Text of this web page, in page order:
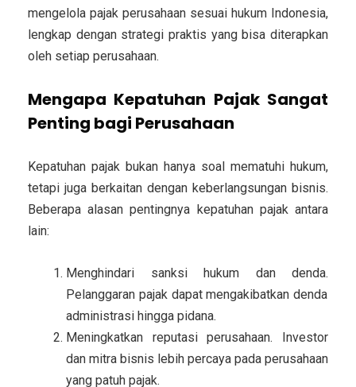
mengelola pajak perusahaan sesuai hukum Indonesia,
lengkap dengan strategi praktis yang bisa diterapkan
oleh setiap perusahaan.
Mengapa Kepatuhan Pajak Sangat
Penting bagi Perusahaan
Kepatuhan pajak bukan hanya soal mematuhi hukum,
tetapi juga berkaitan dengan keberlangsungan bisnis.
Beberapa alasan pentingnya kepatuhan pajak antara
lain:
Menghindari sanksi hukum dan denda.
Pelanggaran pajak dapat mengakibatkan denda
administrasi hingga pidana.
Meningkatkan reputasi perusahaan. Investor
dan mitra bisnis lebih percaya pada perusahaan
yang patuh pajak.